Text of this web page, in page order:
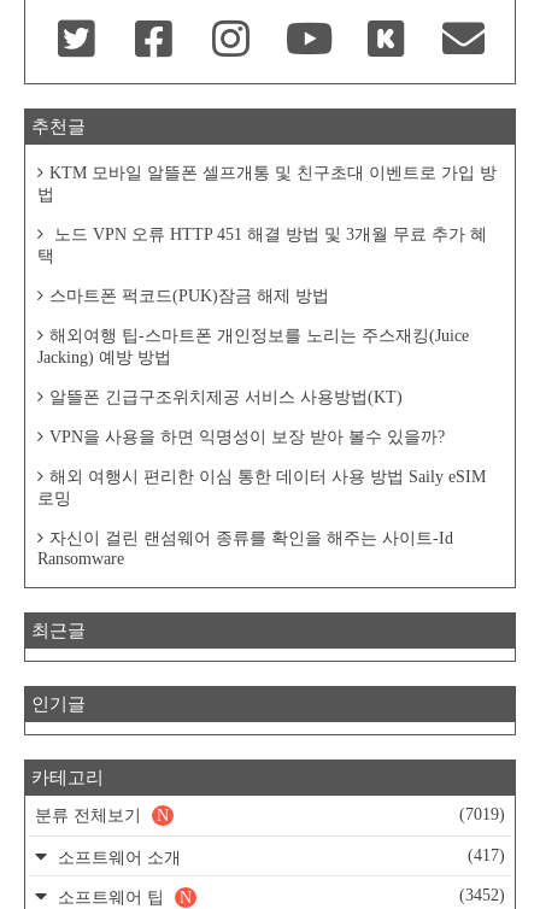
추천글
KTM 모바일 알뜰폰 셀프개통 및 친구초대 이벤트로 가입 방
법
노드 VPN 오류 HTTP 451 해결 방법 및 3개월 무료 추가 혜
택
스마트폰 퍽코드(PUK)잠금 해제 방법
해외여행 팁-스마트폰 개인정보를 노리는 주스재킹(Juice
Jacking) 예방 방법
알뜰폰 긴급구조위치제공 서비스 사용방법(KT)
VPN을 사용을 하면 익명성이 보장 받아 볼수 있을까?
해외 여행시 편리한 이심 통한 데이터 사용 방법 Saily eSIM
로밍
자신이 걸린 랜섬웨어 종류를 확인을 해주는 사이트-Id
Ransomware
최근글
인기글
카테고리
분류 전체보기 (7019)
N
소프트웨어 소개 (417)
소프트웨어 팁 (3452)
N